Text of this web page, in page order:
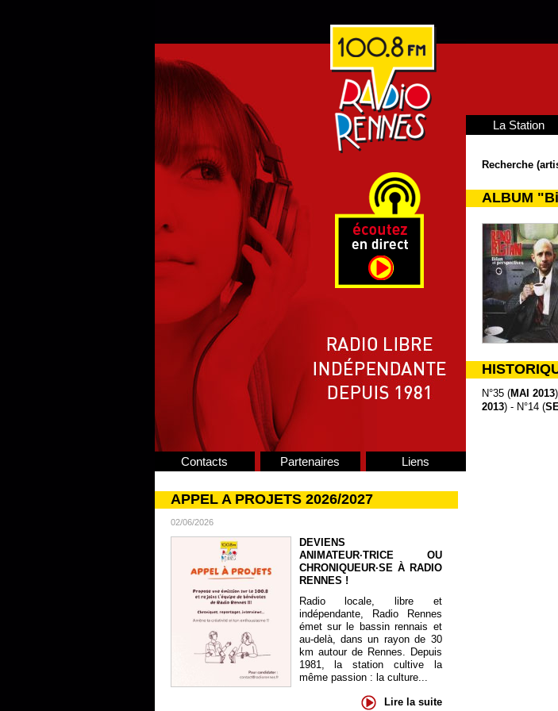
Contacts Partenaires Liens
APPEL A PROJETS 2026/2027
02/06/2026
DEVIENS
ANIMATEUR·TRICE OU
CHRONIQUEUR·SE À RADIO
RENNES !
Radio locale, libre et
indépendante, Radio Rennes
émet sur le bassin rennais et
au-delà, dans un rayon de 30
km autour de Rennes. Depuis
1981, la station cultive la
même passion : la culture...
Lire la suite
La Station
Recherche
ALBUM
N°35 (MAI 2013
2013) - N°14 (